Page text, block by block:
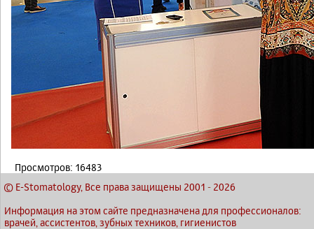
Просмотров: 16483
© E-Stomatology, Все права защищены 2001 - 2026
Информация на этом сайте предназначена для профессионалов:
врачей, ассистентов, зубных техников, гигиенистов